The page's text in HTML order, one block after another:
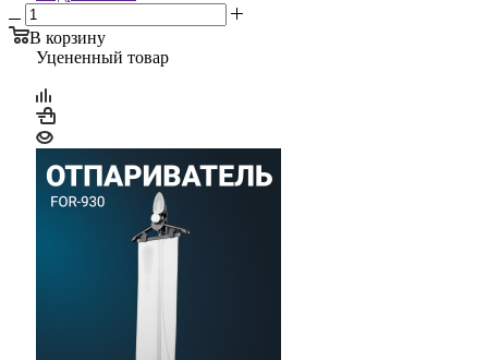
В корзину
Уцененный товар